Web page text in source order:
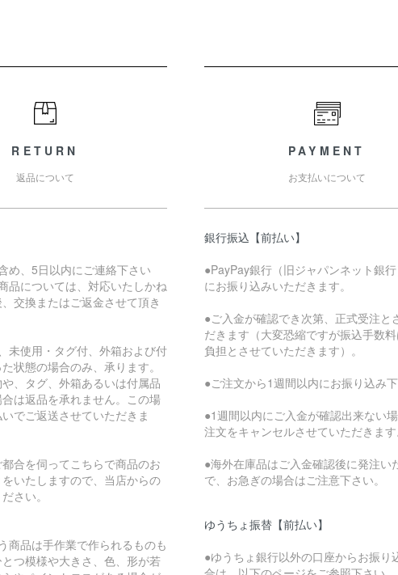
RETURN
返品について
め、5日以内にご連絡下さい
品については、対応いたしかね
交換またはご返金させて頂き
未使用・タグ付、外箱および付
状態の場合のみ、承ります。
、タグ、外箱あるいは付属品
は返品を承れません。この場
でご返送させていただきま
合を伺ってこちらで商品のお
いたしますので、当店からの
さい。
商品は手作業で作られるものも
つ模様や大きさ、色、形が若
PAYMENT
お支払いについて
銀行振込【前払い】
●PayPay銀行（旧ジャパンネット銀
にお振り込みいただきます。
●ご入金が確認でき次第、正式受注と
だきます（大変恐縮ですが振込手数
負担とさせていただきます）。
●ご注文から1週間以内にお振り込み下
●1週間以内にご入金が確認出来ない
注文をキャンセルさせていただきます
●海外在庫品はご入金確認後に発注い
で、お急ぎの場合はご注意下さい。
ゆうちょ振替【前払い】
●ゆうちょ銀行以外の口座からお振り